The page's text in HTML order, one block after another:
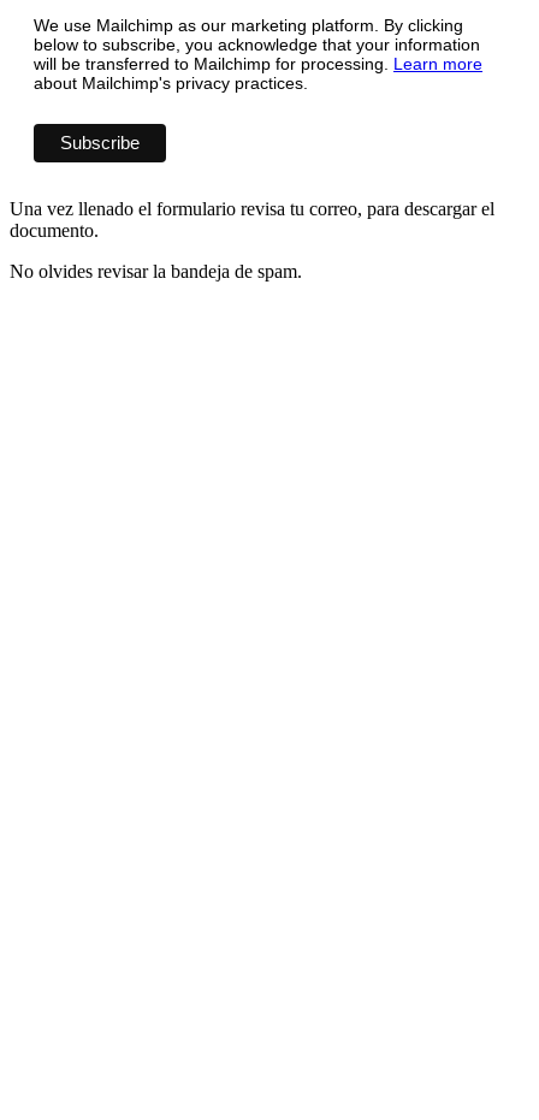
We use Mailchimp as our marketing platform. By clicking
below to subscribe, you acknowledge that your information
will be transferred to Mailchimp for processing. Learn more
about Mailchimp's privacy practices.
Una vez llenado el formulario revisa tu correo, para descargar el
documento.
No olvides revisar la bandeja de spam.